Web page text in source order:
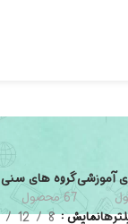
آموزشیگروه های سنی
67 محصول
نمایش 8
12